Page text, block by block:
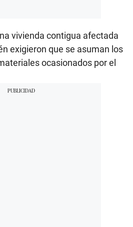
vivienda contigua afectada
exigieron que se asuman los
ocasionados por el